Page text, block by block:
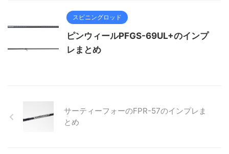
スピニングロッド
ピンウィールPFGS-69UL+のインプ
レまとめ
サーティーフォーのFPR-57のインプレま
とめ